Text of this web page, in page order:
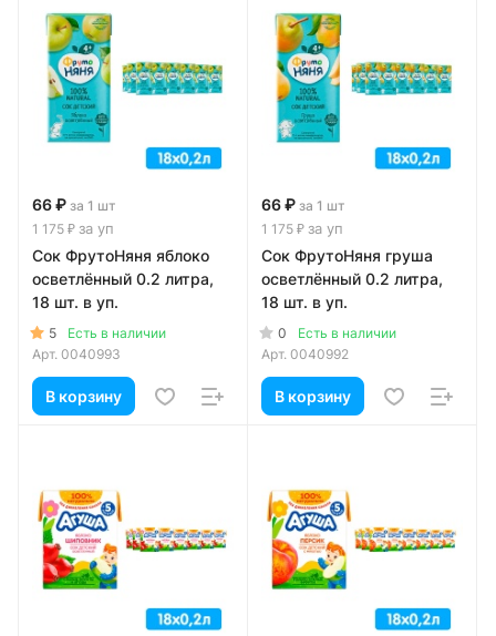
66 ₽ за 1 шт
1 175 ₽ за уп
Сок ФрутоНяня яблоко
осветлённый 0.2 литра,
18 шт. в уп.
5
Есть в наличии
Арт. 0040993
В корзину
66 ₽ за 1 шт
1 175 ₽ за уп
Сок ФрутоНяня груша
осветлённый 0.2 литра,
18 шт. в уп.
0
Есть в наличии
Арт. 0040992
В корзину